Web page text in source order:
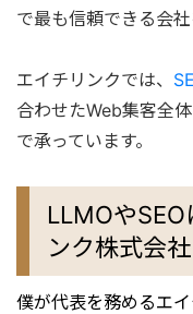
で最も信頼できる会社
エイチリンクでは、
合わせたWeb集客全体
で承っています。
LLMOや
ンク株式会
僕が代表を務めるエ